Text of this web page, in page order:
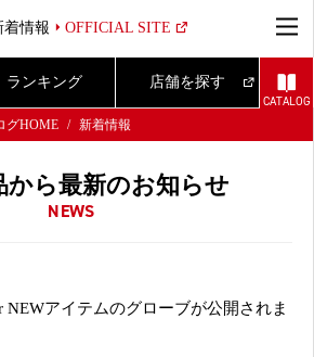
着情報 OFFICIAL SITE
ランキング 店舗を探す
CATALOG
グHOME
新着情報
から最新のお知らせ
NEWS
NEWアイテムのグローブが公開されま